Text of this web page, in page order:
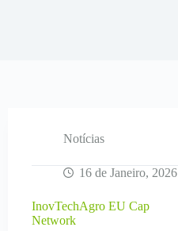
Notícias
16 de Janeiro, 2026
InovTechAgro EU Cap
Network